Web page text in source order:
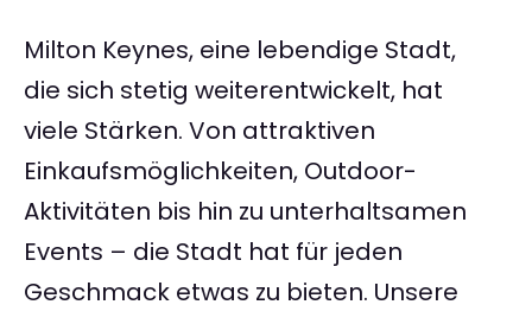
Milton Keynes, eine lebendige Stadt,
die sich stetig weiterentwickelt, hat
viele Stärken. Von attraktiven
Einkaufsmöglichkeiten, Outdoor-
Aktivitäten bis hin zu unterhaltsamen
Events – die Stadt hat für jeden
Geschmack etwas zu bieten. Unsere